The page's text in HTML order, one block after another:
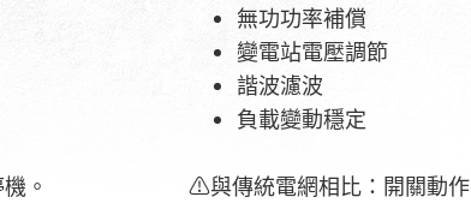
。
無功功率補償
變電站電壓調節
諧波濾波
負載變動穩定
⚠與傳統電網相比：開關動